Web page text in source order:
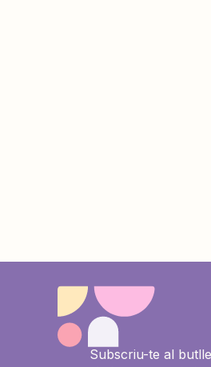
Subscriu-te al